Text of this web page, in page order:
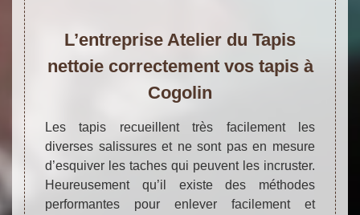
L’entreprise Atelier du Tapis
nettoie correctement vos tapis à
Cogolin
Les tapis recueillent très facilement les
diverses salissures et ne sont pas en mesure
d’esquiver les taches qui peuvent les incruster.
Heureusement qu’il existe des méthodes
performantes pour enlever facilement et